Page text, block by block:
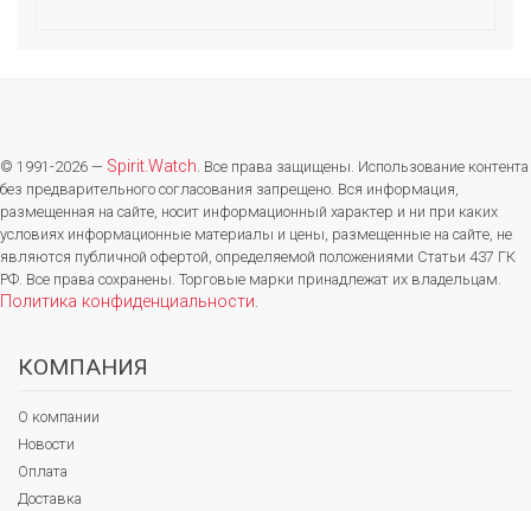
© 1991-2026 — Spirit.Watch . Все права защищены. Использование контента
без предварительного согласования запрещено. Вся информация,
размещенная на сайте, носит информационный характер и ни при каких
условиях информационные материалы и цены, размещенные на сайте, не
являются публичной офертой, определяемой положениями Статьи 437 ГК
РФ. Все права сохранены. Торговые марки принадлежат их владельцам.
Политика конфиденциальности
КОМПАНИЯ
О компании
Новости
Оплата
Доставка